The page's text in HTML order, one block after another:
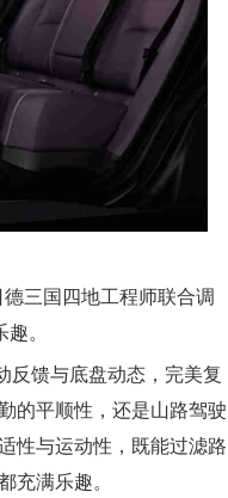
三国四地工程师联合调
。
反馈与底盘动态，完美复
的平顺性，还是山路驾驶
性与运动性，既能过滤路
充满乐趣。